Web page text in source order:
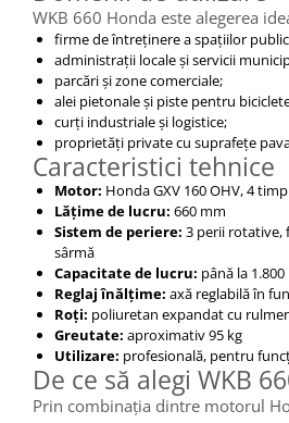
WKB 660 Honda este alegerea
firme de întreținere a spațiilor
administrații locale și servicii
parcări și zone comerciale;
alei pietonale și piste pentru
curți industriale și logistice;
proprietăți private cu suprafețe
Caracteristici tehnice
Motor: Honda GXV 160 OHV, 4
Lățime de lucru: 660 mm
Sistem de periere: 3 perii rotative,
sârmă
Capacitate de lucru: până la 1.800
Reglaj înălțime: axă reglabilă în
Roți: poliuretan expandat cu
Greutate: aproximativ 95 kg
Utilizare: profesională, pentru
De ce să alegi WKB
Prin combinația dintre motorul